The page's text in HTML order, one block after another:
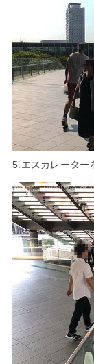
5.エスカレーター